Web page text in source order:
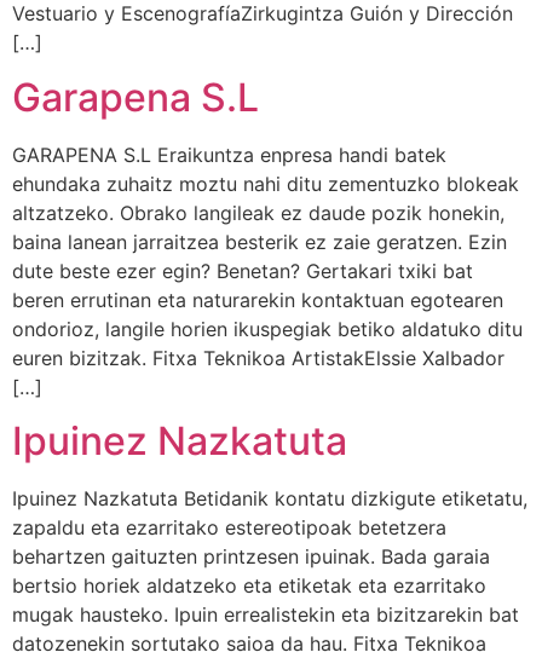
Vestuario y EscenografíaZirkugintza Guión y Dirección
[…]
Garapena S.L
GARAPENA S.L Eraikuntza enpresa handi batek
ehundaka zuhaitz moztu nahi ditu zementuzko blokeak
altzatzeko. Obrako langileak ez daude pozik honekin,
baina lanean jarraitzea besterik ez zaie geratzen. Ezin
dute beste ezer egin? Benetan? Gertakari txiki bat
beren errutinan eta naturarekin kontaktuan egotearen
ondorioz, langile horien ikuspegiak betiko aldatuko ditu
euren bizitzak. Fitxa Teknikoa ArtistakElssie Xalbador
[…]
Ipuinez Nazkatuta
Ipuinez Nazkatuta Betidanik kontatu dizkigute etiketatu,
zapaldu eta ezarritako estereotipoak betetzera
behartzen gaituzten printzesen ipuinak. Bada garaia
bertsio horiek aldatzeko eta etiketak eta ezarritako
mugak hausteko. Ipuin errealistekin eta bizitzarekin bat
datozenekin sortutako saioa da hau. Fitxa Teknikoa